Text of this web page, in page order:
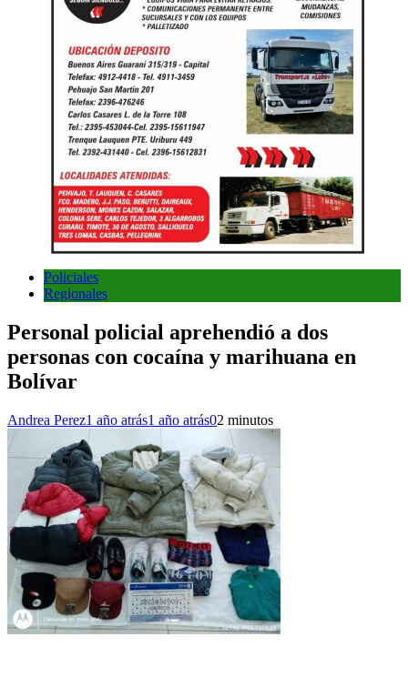
Policiales
Regionales
Personal policial aprehendió a dos
personas con cocaína y marihuana en
Bolívar
Andrea Perez1 año atrás1 año atrás02 minutos